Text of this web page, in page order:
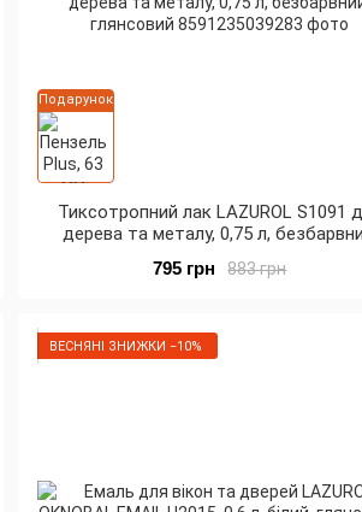
Подарунок
Тиксотропний лак LAZUROL S1091
дерева та металу, 0,75 л,
883 грн
795 грн
ВЕСНЯНІ ЗНИЖКИ −10%